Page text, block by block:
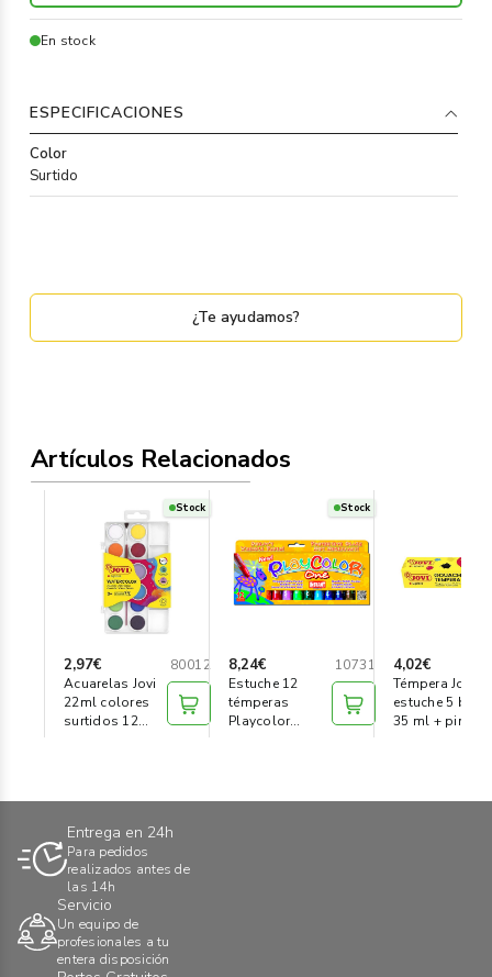
En stock
ESPECIFICACIONES
Color
Surtido
¿Te ayudamos?
Artículos Relacionados
Stock
2,97€
80012
Acuarelas Jovi
22ml colores
surtidos 12
Stock
8,24€
10731
Estuche 12
témperas
Playcolor
4,02€
Témpera Jovi
estuche 5
35 ml + pincel
Entrega en 24h
Para pedidos
realizados antes de
las 14h
Servicio
Un equipo de
profesionales a tu
entera disposición